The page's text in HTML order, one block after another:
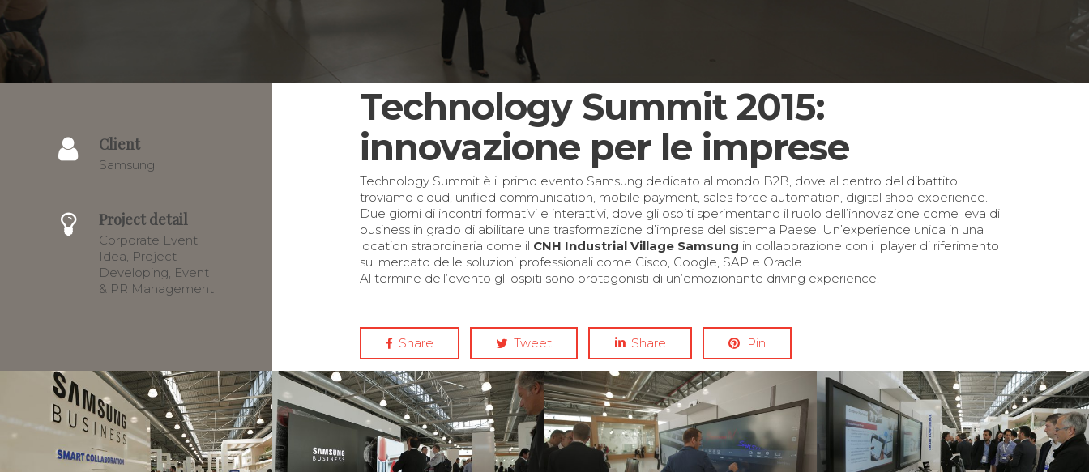
Client
Samsung
Project detail
Corporate Event
Idea, Project
Developing, Event
& PR Management
Technology Summit 2015:
innovazione per le imprese
Technology Summit è il primo evento Samsung dedicato al mondo B2B, dove al centro del dibattito
troviamo cloud, unified communication, mobile payment, sales force automation, digital shop experience.
Due giorni di incontri formativi e interattivi, dove gli ospiti sperimentano il ruolo dell’innovazione come leva di
business in grado di abilitare una trasformazione d’impresa del sistema Paese. Un’experience unica in una
location straordinaria come il CNH Industrial Village Samsung in collaborazione con i player di riferimento
sul mercato delle soluzioni professionali come Cisco, Google, SAP e Oracle.
Al termine dell’evento gli ospiti sono protagonisti di un’emozionante driving experience.
Share Tweet Share Pin